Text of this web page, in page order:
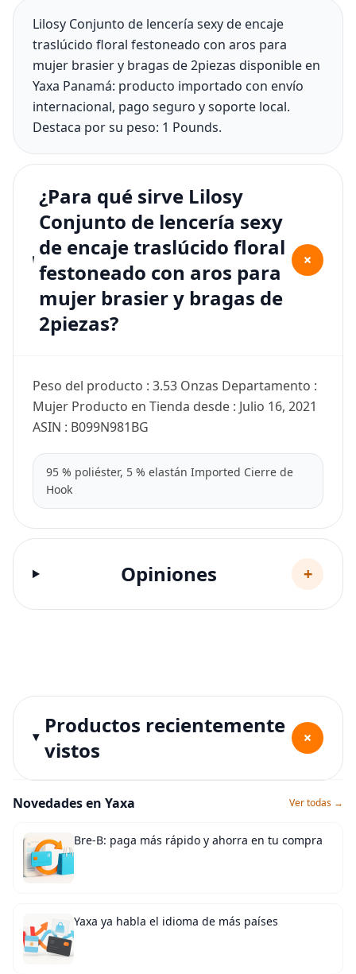
Lilosy Conjunto de lencería sexy de encaje
traslúcido floral festoneado con aros para
mujer brasier y bragas de 2piezas disponible en
Yaxa Panamá: producto importado con envío
internacional, pago seguro y soporte local.
Destaca por su peso: 1 Pounds.
¿Para qué sirve Lilosy
Conjunto de lencería sexy
de encaje traslúcido floral
festoneado con aros para
mujer brasier y bragas de
2piezas?
+
Peso del producto : 3.53 Onzas Departamento :
Mujer Producto en Tienda desde : Julio 16, 2021
ASIN : B099N981BG
95 % poliéster, 5 % elastán Imported Cierre de
Hook
Opiniones +
Productos recientemente
vistos
+
Novedades en Yaxa Ver todas →
Bre-B: paga más rápido y ahorra en tu compra
Yaxa ya habla el idioma de más países